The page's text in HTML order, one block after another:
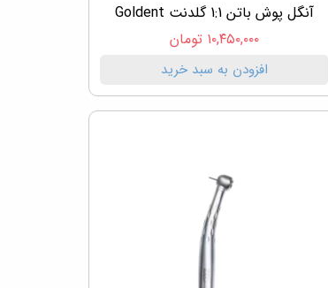
آنگل پوش باتن 1:1 گلدنت Goldent
۱۰,۴۵۰,۰۰۰ تومان
افزودن به سبد خرید